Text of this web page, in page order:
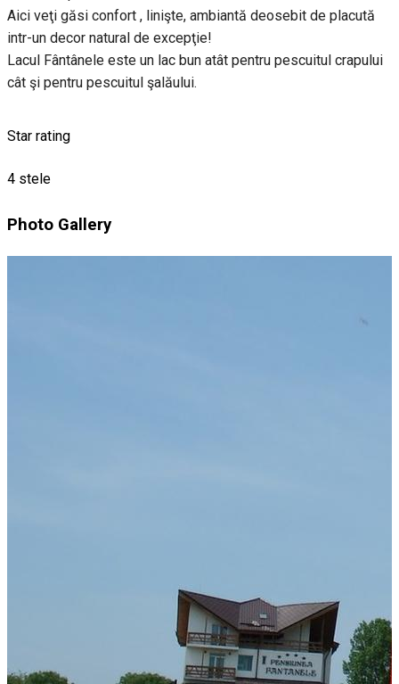
Aici veţi găsi confort , linişte, ambiantă deosebit de placută
intr-un decor natural de excepţie!
Lacul Fântânele este un lac bun atât pentru pescuitul crapului
cât şi pentru pescuitul şalăului.
Star rating
4 stele
Photo Gallery